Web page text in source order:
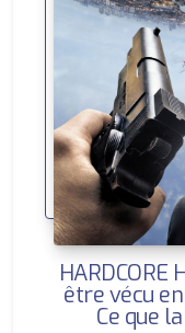
HARDCORE
être vécu
Ce que